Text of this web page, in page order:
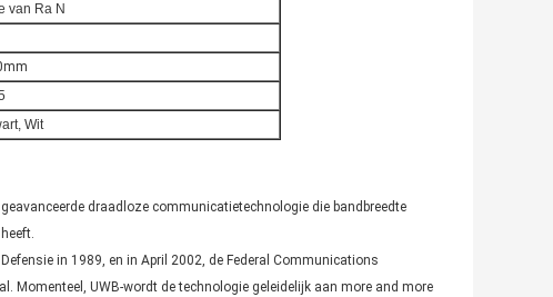
van Ra N
Wit
draadloze communicatietechnologie die bandbreedte
in 1989, en in April 2002, de Federal Communications
Momenteel, UWB-wordt de technologie geleidelijk aan more and more